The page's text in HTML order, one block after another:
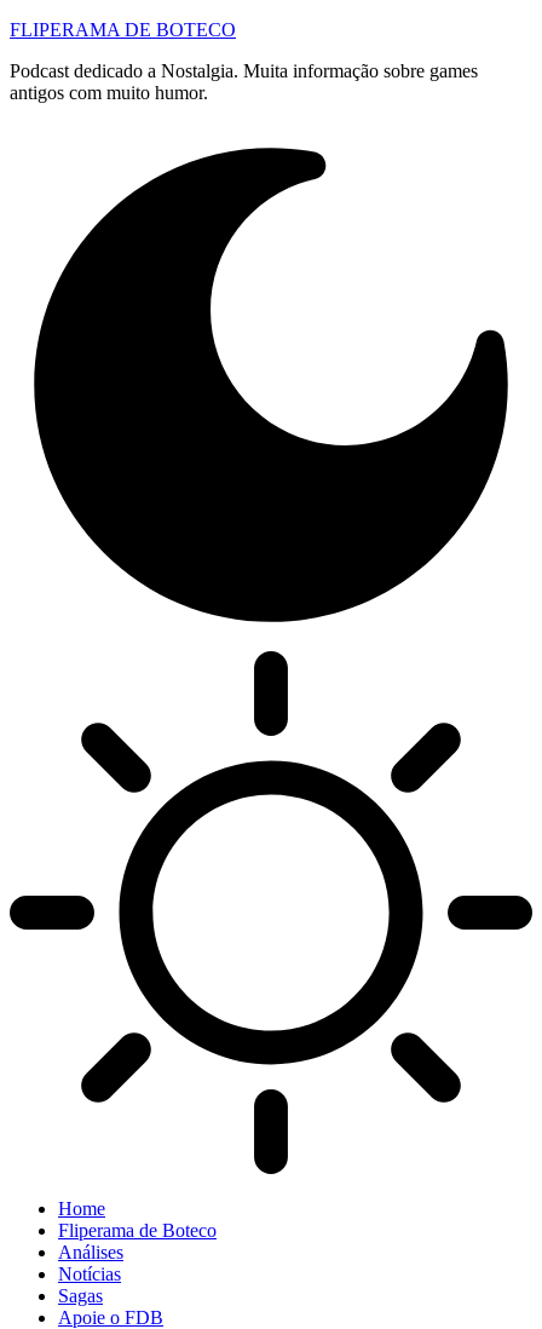
FLIPERAMA DE BOTECO
Podcast dedicado a Nostalgia. Muita informação sobre games
antigos com muito humor.
Home
Fliperama de Boteco
Análises
Notícias
Sagas
Apoie o FDB